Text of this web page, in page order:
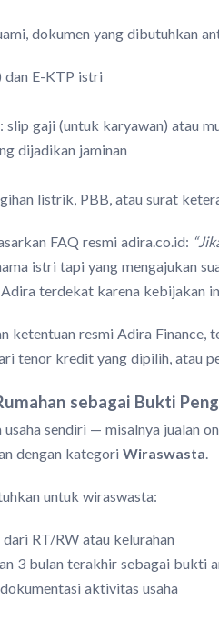
dokumen yang dibutuhkan
dan E-KTP istri
slip gaji (untuk karyawan) atau
dijadikan jaminan
listrik, PBB, atau surat
FAQ resmi adira.co.id:
istri tapi yang mengajukan
terdekat karena kebijakan
ketentuan resmi Adira Finance,
tenor kredit yang dipilih, atau
sebagai Bukti
sendiri — misalnya jualan
dengan kategori Wiraswasta.
untuk wiraswasta:
RT/RW atau kelurahan
3 bulan terakhir sebagai bukti
aktivitas usaha